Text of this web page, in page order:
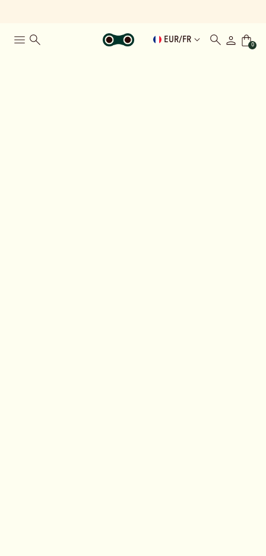
EUR/ FR
0